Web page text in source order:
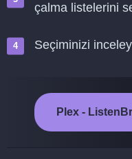
çalma listelerini
Seçiminizi
Plex -